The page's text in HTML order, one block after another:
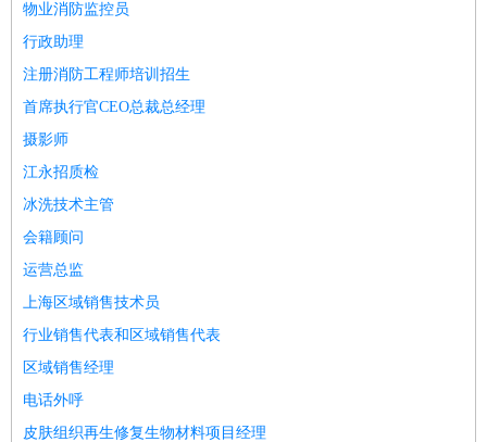
物业消防监控员
行政助理
注册消防工程师培训招生
首席执行官CEO总裁总经理
摄影师
江永招质检
冰洗技术主管
会籍顾问
运营总监
上海区域销售技术员
行业销售代表和区域销售代表
区域销售经理
电话外呼
皮肤组织再生修复生物材料项目经理